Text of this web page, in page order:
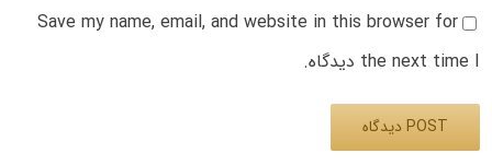
Save my name, email, and website in this browser for
the next time I دیدگاه.